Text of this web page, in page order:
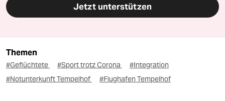
Jetzt unterstützen
Themen
#Geflüchtete #Sport trotz Corona
#Integration
#Notunterkunft Tempelhof
#Flughafen Tempelhof